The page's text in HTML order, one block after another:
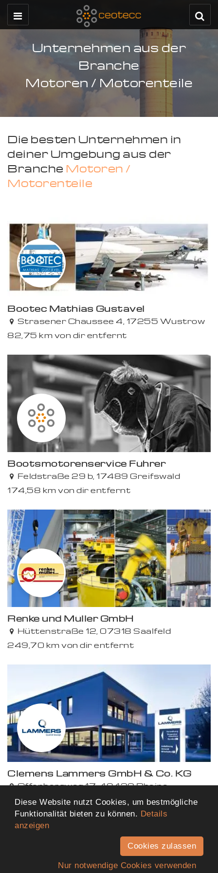
Unternehmen aus der
Branche
Motoren / Motorenteile
Die besten Unternehmen in
deiner Umgebung aus der
Branche Motoren /
Motorenteile
Bootec Mathias Gustävel
Strasener Chaussee 4, 17255 Wustrow
82,75 km von dir entfernt
Bootsmotorenservice Führer
Feldstraße 29 b, 17489 Greifswald
174,58 km von dir entfernt
Renke und Müller GmbH
Hüttenstraße 12, 07318 Saalfeld
249,70 km von dir entfernt
Clemens Lammers GmbH & Co. KG
Offenbergweg 17, 48432 Rheine
402,29 km von dir entfernt
Diese Website nutzt Cookies, um bestmögliche
Funktionalität bieten zu können. Details
anzeigen
Cookies zulassen
Nur notwendige Cookies verwenden